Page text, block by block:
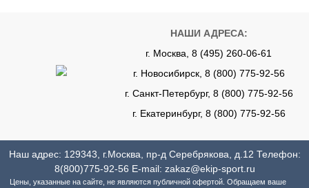
НАШИ АДРЕСА:
г. Москва, 8 (495) 260-06-61
г. Новосибирск, 8 (800) 775-92-56
г. Санкт-Петербург, 8 (800) 775-92-56
г. Екатеринбург, 8 (800) 775-92-56
Наш адрес: 129343, г.Москва, пр-д Серебрякова, д.12 Телефон:
8(800)775-92-56 E-mail: zakaz@ekip-sport.ru
Цены, указанные на сайте, не являются публичной офертой. Обращаем ваше